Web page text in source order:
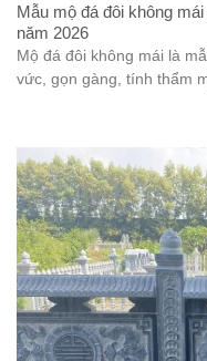
Mẫu mộ đá đôi không
năm 2026
Mộ đá đôi không mái là
vức, gọn gàng, tính thẩm